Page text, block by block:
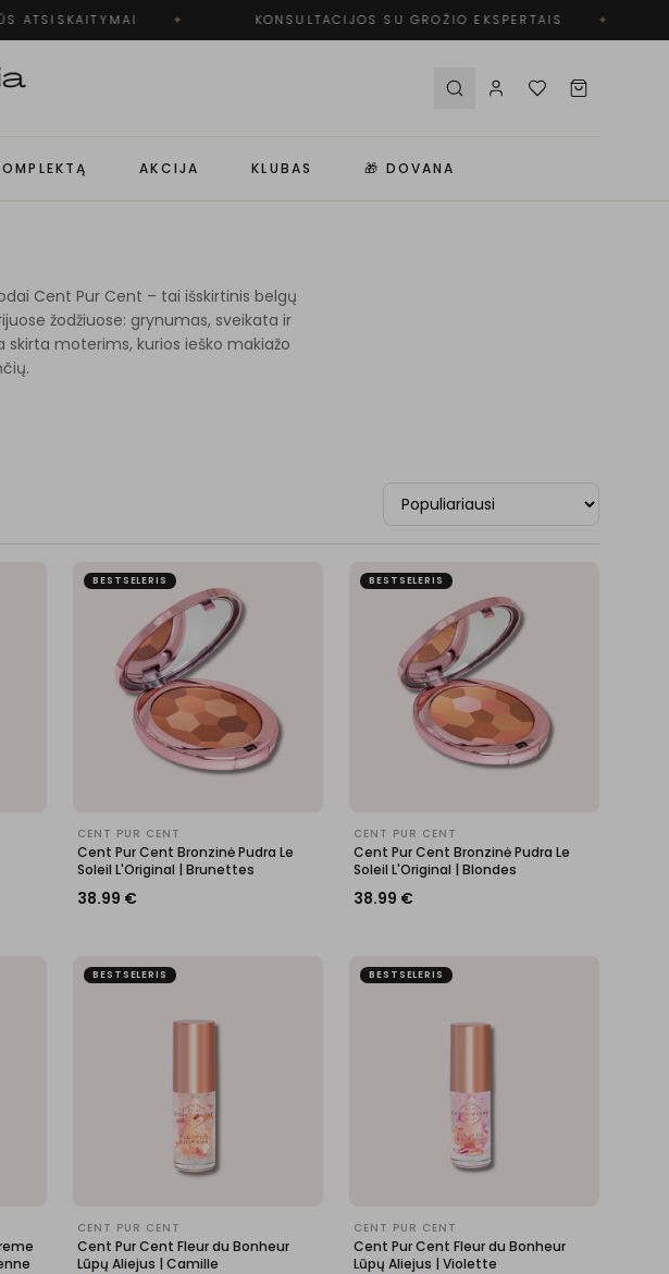
ATSISKAITYMAI KONSULTACIJOS SU GROŽIO EKSPERTAIS
AKCIJA KLUBAS 🎁 DOVANA
Cent Pur Cent – tai išskirtinis belgų
žodžiuose: grynumas, sveikata ir
skirta moterims, kurios ieško makiažo
BESTSELERIS
CENT PUR CENT
Cent Pur Cent Bronzinė Pudra Le
Soleil L'Original | Brunettes
38.99 €
BESTSELERIS
CENT PUR CENT
Cent Pur Cent Bronzinė Pudra Le
Soleil L'Original | Blondes
38.99 €
BESTSELERIS
CENT PUR CENT
Cent Pur Cent Fleur du Bonheur
Lūpų Aliejus | Camille
BESTSELERIS
CENT PUR CENT
Cent Pur Cent Fleur du Bonheur
Lūpų Aliejus | Violette